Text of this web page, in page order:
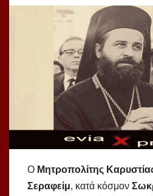
Ο Μητροπολίτης
Σεραφείμ, κατά κόσμον